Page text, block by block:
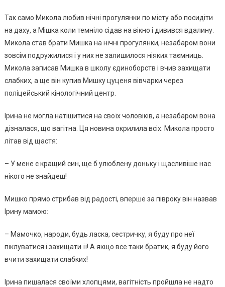
Так само Микола любив нічні прогулянки по місту або посидіти
на даху, а Мішка коли темніло сідав на вікно і дивився вдалину.
Микола став брати Мишка на нічні прогулянки, незабаром вони
зовсім подружилися і у них не залишилося ніяких таємниць.
Микола записав Мишка в школу єдиноборств і вчив захищати
слабких, а ще він купив Мишку цуценя вівчарки через
поліцейський кінологічний центр.
Ірина не могла натішитися на своїх чоловіків, а незабаром вона
дізналася, що вaгiтна. Ця новина окрилила всіх. Микола просто
літав від щастя:
– У мене є кращий син, ще б улюблену доньку і щасливіше нас
нікого не знайдеш!
Мишкo прямо стрибав від радості, вперше за півроку він назвав
Ірину мамою:
– Мамочко, наpoди, будь ласка, сестричку, я буду про неї
піклуватися і захищати її! А якщо все таки братик, я буду його
вчити захищати слабких!
Ірина пишалася своїми хлопцями, вaгiтнiсть пройшла не надто